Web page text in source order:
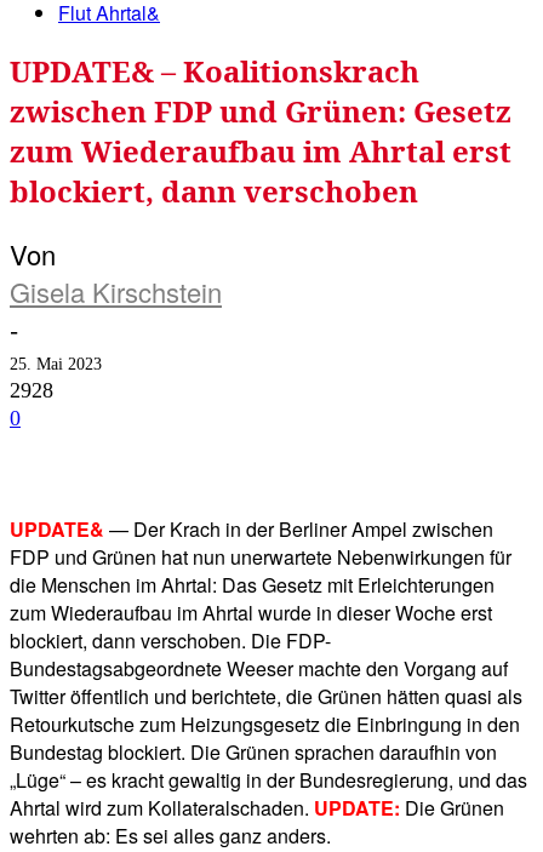
Flut Ahrtal&
UPDATE& – Koalitionskrach
zwischen FDP und Grünen: Gesetz
zum Wiederaufbau im Ahrtal erst
blockiert, dann verschoben
Von
Gisela Kirschstein
-
25. Mai 2023
2928
0
UPDATE& — Der Krach in der Berliner Ampel zwischen
FDP und Grünen hat nun unerwartete Nebenwirkungen für
die Menschen im Ahrtal: Das Gesetz mit Erleichterungen
zum Wiederaufbau im Ahrtal wurde in dieser Woche erst
blockiert, dann verschoben. Die FDP-
Bundestagsabgeordnete Weeser machte den Vorgang auf
Twitter öffentlich und berichtete, die Grünen hätten quasi als
Retourkutsche zum Heizungsgesetz die Einbringung in den
Bundestag blockiert. Die Grünen sprachen daraufhin von
„Lüge“ – es kracht gewaltig in der Bundesregierung, und das
Ahrtal wird zum Kollateralschaden. UPDATE: Die Grünen
wehrten ab: Es sei alles ganz anders.